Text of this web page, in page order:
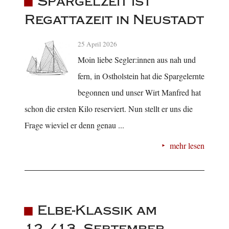
Regattazeit in Neustadt
25 April 2026
Moin liebe Segler:innen aus nah und
fern, in Ostholstein hat die Spargelernte
begonnen und unser Wirt Manfred hat
schon die ersten Kilo reserviert. Nun stellt er uns die
Frage wieviel er denn genau ...
mehr lesen
Elbe-Klassik am